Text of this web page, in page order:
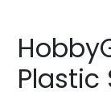
Plastic